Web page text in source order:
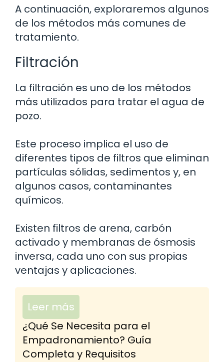
A continuación, exploraremos algunos
de los métodos más comunes de
tratamiento.
Filtración
La filtración es uno de los métodos
más utilizados para tratar el agua de
pozo.
Este proceso implica el uso de
diferentes tipos de filtros que eliminan
partículas sólidas, sedimentos y, en
algunos casos, contaminantes
químicos.
Existen filtros de arena, carbón
activado y membranas de ósmosis
inversa, cada uno con sus propias
ventajas y aplicaciones.
Leer más
¿Qué Se Necesita para el
Empadronamiento? Guía
Completa y Requisitos